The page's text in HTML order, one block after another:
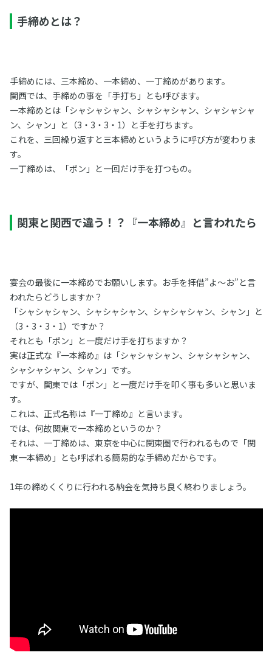
手締めとは？
手締めには、三本締め、一本締め、一丁締めがあります。
関西では、手締めの事を「手打ち」とも呼びます。
一本締めとは「シャシャシャン、シャシャシャン、シャシャシャ
ン、シャン」と（3・3・3・1）と手を打ちます。
これを、三回繰り返すと三本締めというように呼び方が変わりま
す。
一丁締めは、「ポン」と一回だけ手を打つもの。
関東と関西で違う！？『一本締め』と言われたら
宴会の最後に一本締めでお願いします。お手を拝借”よ〜お”と言
われたらどうしますか？
「シャシャシャン、シャシャシャン、シャシャシャン、シャン」と
（3・3・3・1）ですか？
それとも「ポン」と一度だけ手を打ちますか？
実は正式な『一本締め』は「シャシャシャン、シャシャシャン、
シャシャシャン、シャン」です。
ですが、関東では「ポン」と一度だけ手を叩く事も多いと思いま
す。
これは、正式名称は『一丁締め』と言います。
では、何故関東で一本締めというのか？
それは、一丁締めは、東京を中心に関東圏で行われるもので「関
東一本締め」とも呼ばれる簡易的な手締めだからです。
1年の締めくくりに行われる納会を気持ち良く終わりましょう。